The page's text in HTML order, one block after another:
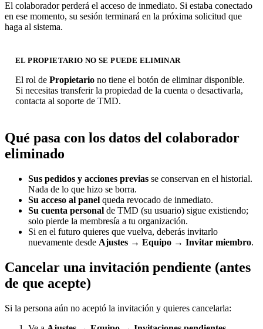
El colaborador perderá el acceso de inmediato. Si estaba conectado
en ese momento, su sesión terminará en la próxima solicitud que
haga al sistema.
EL PROPIETARIO NO SE PUEDE ELIMINAR
El rol de Propietario no tiene el botón de eliminar disponible.
Si necesitas transferir la propiedad de la cuenta o desactivarla,
contacta al soporte de TMD.
Qué pasa con los datos del colaborador
eliminado
Sus pedidos y acciones previas se conservan en el historial.
Nada de lo que hizo se borra.
Su acceso al panel queda revocado de inmediato.
Su cuenta personal de TMD (su usuario) sigue existiendo;
solo pierde la membresía a tu organización.
Si en el futuro quieres que vuelva, deberás invitarlo
nuevamente desde Ajustes → Equipo → Invitar miembro.
Cancelar una invitación pendiente (antes
de que acepte)
Si la persona aún no aceptó la invitación y quieres cancelarla: